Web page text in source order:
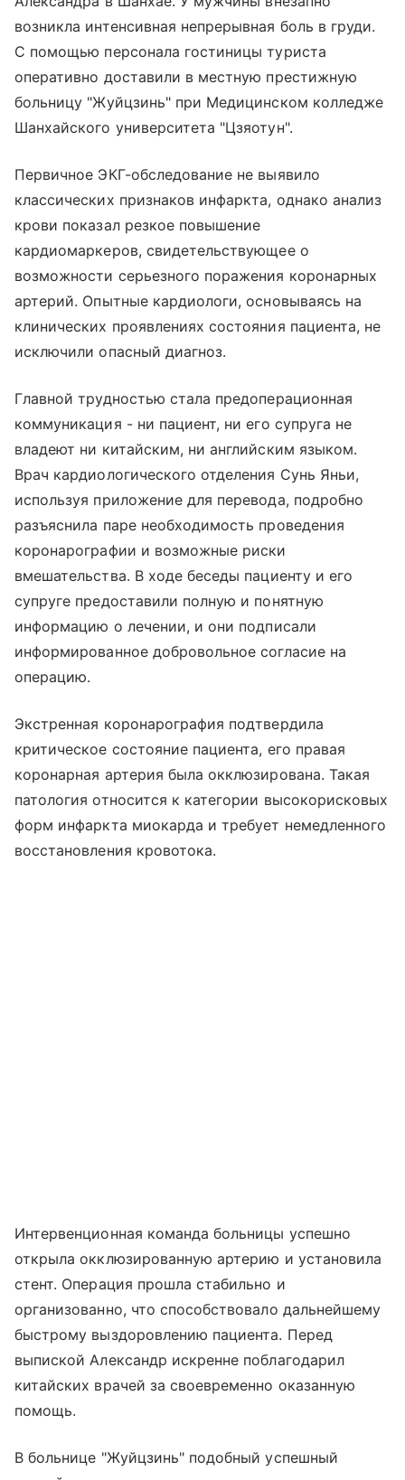
возникла интенсивная непрерывная боль в груди.
С помощью персонала гостиницы туриста
оперативно доставили в местную престижную
больницу "Жуйцзинь" при Медицинском колледже
Шанхайского университета "Цзяотун".
Первичное ЭКГ-обследование не выявило
классических признаков инфаркта, однако анализ
крови показал резкое повышение
кардиомаркеров, свидетельствующее о
возможности серьезного поражения коронарных
артерий. Опытные кардиологи, основываясь на
клинических проявлениях состояния пациента, не
исключили опасный диагноз.
Главной трудностью стала предоперационная
коммуникация - ни пациент, ни его супруга не
владеют ни китайским, ни английским языком.
Врач кардиологического отделения Сунь Яньи,
используя приложение для перевода, подробно
разъяснила паре необходимость проведения
коронарографии и возможные риски
вмешательства. В ходе беседы пациенту и его
супруге предоставили полную и понятную
информацию о лечении, и они подписали
информированное добровольное согласие на
операцию.
Экстренная коронарография подтвердила
критическое состояние пациента, его правая
коронарная артерия была окклюзирована. Такая
патология относится к категории высокорисковых
форм инфаркта миокарда и требует немедленного
восстановления кровотока.
Интервенционная команда больницы успешно
открыла окклюзированную артерию и установила
стент. Операция прошла стабильно и
организованно, что способствовало дальнейшему
быстрому выздоровлению пациента. Перед
выпиской Александр искренне поблагодарил
китайских врачей за своевременно оказанную
помощь.
В больнице "Жуйцзинь" подобный успешный